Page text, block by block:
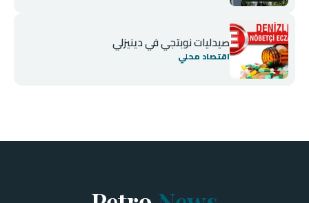
صيدليات نوبتجي في دينيزلي
اقتصاد محلي